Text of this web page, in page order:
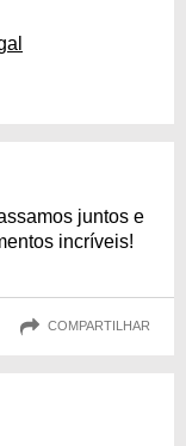
juntos e
incríveis!
COMPARTILHAR